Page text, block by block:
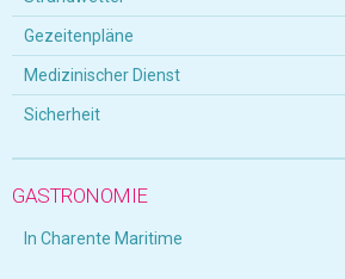
Gezeitenpläne
Medizinischer Dienst
Sicherheit
GASTRONOMIE
In Charente Maritime